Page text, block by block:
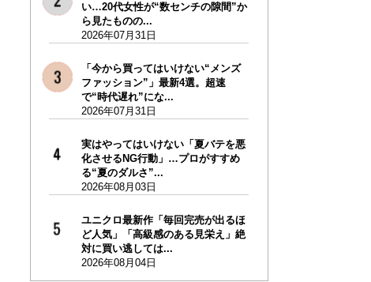
い…20代女性が“数センチの隙間”か
ら見たものの...
2026年07月31日
「今から買ってはいけない“メンズ
ファッション”」最新4選。超速
で“時代遅れ”にな...
2026年07月31日
実はやってはいけない「夏バテを悪
化させるNG行動」…プロがすすめ
る“夏のダルさ”...
2026年08月03日
ユニクロ最新作「毎回完売が出るほ
ど人気」「高級感のある見栄え」絶
対に買い逃しては...
2026年08月04日